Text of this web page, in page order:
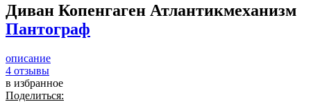
Диван Копенгаген Атлантикмеханизм
Пантограф
описание
4 отзывы
в избранное
Поделиться: